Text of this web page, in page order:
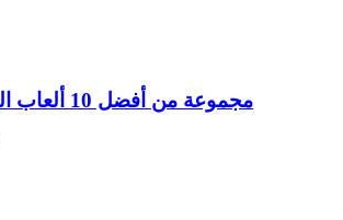
مجموعة من أفضل 10 ألعاب الجوال 2023